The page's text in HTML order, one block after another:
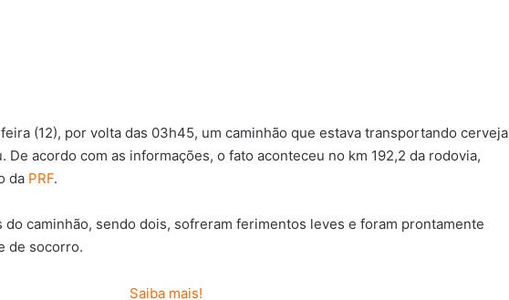
(12), por volta das 03h45, um caminhão que estava transportando cerveja
De acordo com as informações, o fato aconteceu no km 192,2 da rodovia,
da PRF.
caminhão, sendo dois, sofreram ferimentos leves e foram prontamente
de socorro.